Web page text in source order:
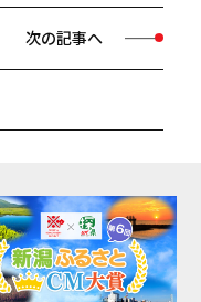
次の記事へ